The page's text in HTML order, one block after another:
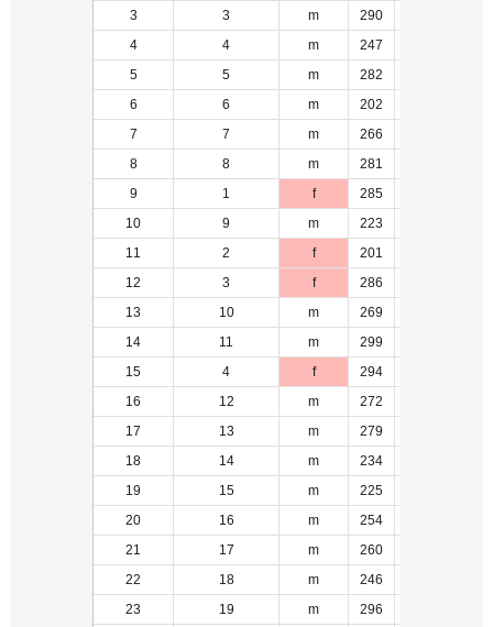
3
3 m 290
4
4 m 247
5
5 m 282
6
6 m 202
7
7 m 266
8
8 m 281
9
1 f 285
10
9 m 223
11
2 f 201
12
3 f 286
13
10 m 269
14
11 m 299
15
4 f 294
16
12 m 272
17
13 m 279
18
14 m 234
19
15 m 225
20
16 m 254
21
17 m 260
22
18 m 246
23
19 m 296